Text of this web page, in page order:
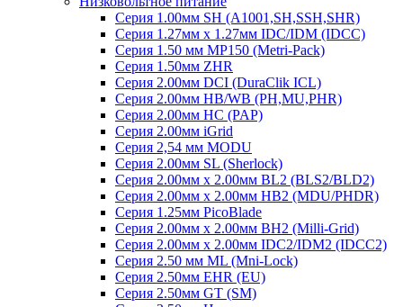
Серия 1.00мм SH (A1001,SH,SSH,SHR)
Серия 1.27мм x 1.27мм IDC/IDM (IDCC)
Серия 1.50 мм MP150 (Metri-Pack)
Серия 1.50мм ZHR
Серия 2.00мм DCI (DuraClik ICL)
Серия 2.00мм HB/WB (PH,MU,PHR)
Серия 2.00мм HC (PAP)
Серия 2.00мм iGrid
Серия 2,54 мм MODU
Серия 2.00мм SL (Sherlock)
Серия 2.00мм x 2.00мм BL2 (BLS2/BLD2)
Серия 2.00мм x 2.00мм HB2 (MDU/PHDR)
Серия 1.25мм PicoBlade
Серия 2.00мм х 2.00мм BH2 (Milli-Grid)
Серия 2.00мм х 2.00мм IDC2/IDM2 (IDCC2)
Серия 2.50 мм ML (Mni-Lock)
Серия 2.50мм EHR (EU)
Серия 2.50мм GT (SM)